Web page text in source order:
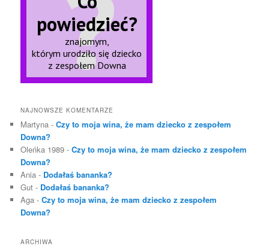
NAJNOWSZE KOMENTARZE
Martyna -Czy to moja wina, że mam dziecko z zespołem
Downa?
Oleńka 1989 -Czy to moja wina, że mam dziecko z zespołem
Downa?
Ania - Dodałaś bananka?
Gut - Dodałaś bananka?
Aga -Czy to moja wina, że mam dziecko z zespołem
Downa?
ARCHIWA